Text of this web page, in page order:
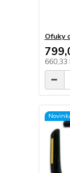
Ofuky
660,33